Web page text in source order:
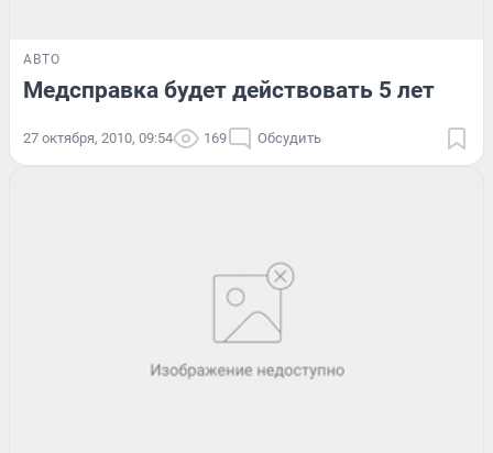
АВТО
Медсправка будет действовать 5 лет
27 октября, 2010, 09:54 169 Обсудить